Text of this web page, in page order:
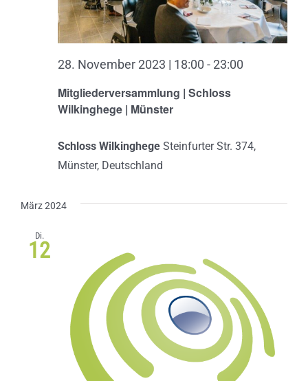
Mitgliederversammlung | Schloss
Wilkinghege | Münster
28. November 2023 | 18:00 - 23:00
Schloss Wilkinghege Steinfurter Str. 374,
Münster, Deutschland
März 2024
Di.
12